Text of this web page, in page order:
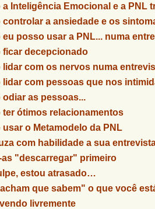
a Inteligência Emocional e a PNL
controlar a ansiedade e os
eu posso usar a PNL... numa
ficar decepcionado
lidar com os nervos numa
lidar com pessoas que nos
odiar as pessoas...
ter ótimos relacionamentos
usar o Metamodelo da PNL
com habilidade a sua
as "descarregar" primeiro
estou atrasado…
que sabem" o que você
livremente